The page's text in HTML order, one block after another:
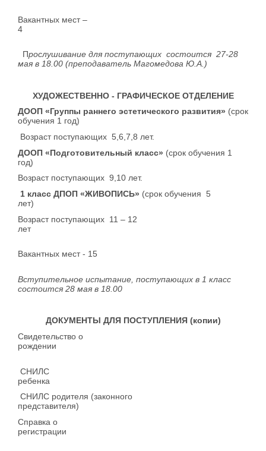
Вакантных мест –
4
Прослушивание для поступающих состоится 27-28
мая в 18.00 (преподаватель Магомедова Ю.А.)
ХУДОЖЕСТВЕННО - ГРАФИЧЕСКОЕ ОТДЕЛЕНИЕ
ДООП «Группы раннего эстетического развития» (срок
обучения 1 год)
Возраст поступающих 5,6,7,8 лет.
ДООП «Подготовительный класс» (срок обучения 1
год)
Возраст поступающих 9,10 лет.
1 класс ДПОП «ЖИВОПИСЬ» (срок обучения 5
Возраст поступающих 11 – 12
лет
Вакантных мест - 15
Вступительное испытание, поступающих в 1 класс
состоится 28 мая в 18.00
ДОКУМЕНТЫ ДЛЯ ПОСТУПЛЕНИЯ (копии)
Свидетельство о
рождении
СНИЛС
СНИЛС родителя (законного
Справка о
регистрации